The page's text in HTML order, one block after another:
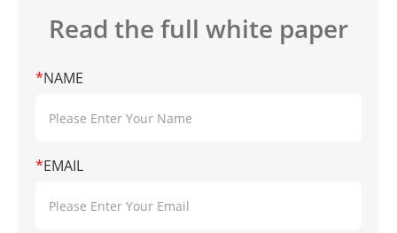
Read the full white paper
*NAME
*EMAIL